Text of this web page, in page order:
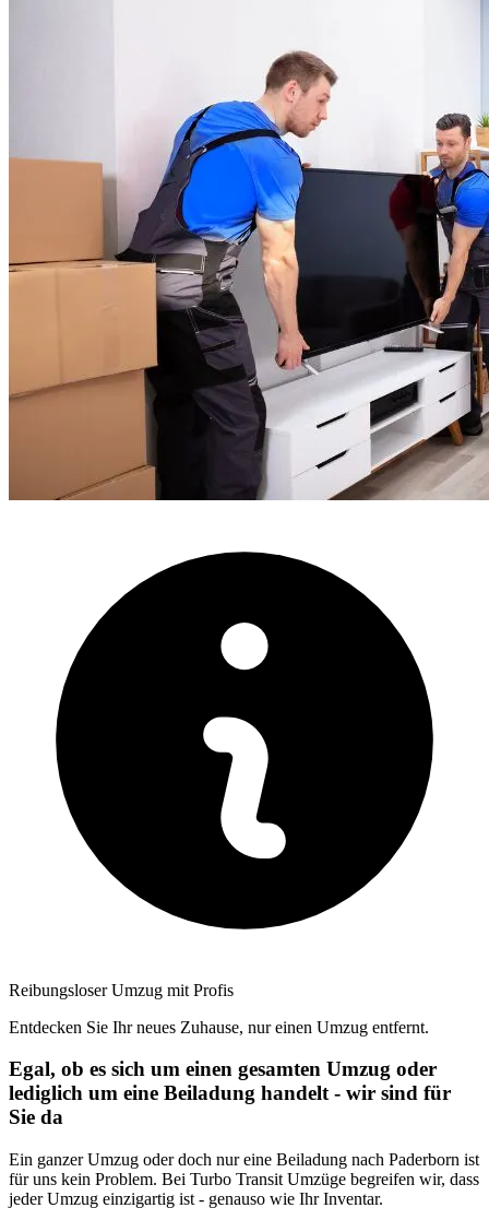
Reibungsloser Umzug mit Profis
Entdecken Sie Ihr neues Zuhause, nur einen Umzug entfernt.
Egal, ob es sich um einen gesamten Umzug oder
lediglich um eine Beiladung handelt - wir sind für
Sie da
Ein ganzer Umzug oder doch nur eine Beiladung nach Paderborn ist
für uns kein Problem. Bei Turbo Transit Umzüge begreifen wir, dass
jeder Umzug einzigartig ist - genauso wie Ihr Inventar.